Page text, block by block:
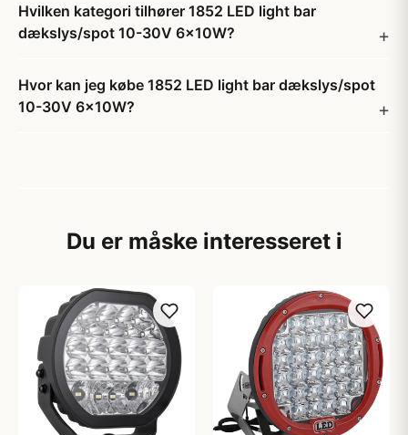
Hvilken kategori tilhører 1852 LED light bar
dækslys/spot 10-30V 6x10W?
Hvor kan jeg købe 1852 LED light bar dækslys/spot
10-30V 6x10W?
Du er måske interesseret i